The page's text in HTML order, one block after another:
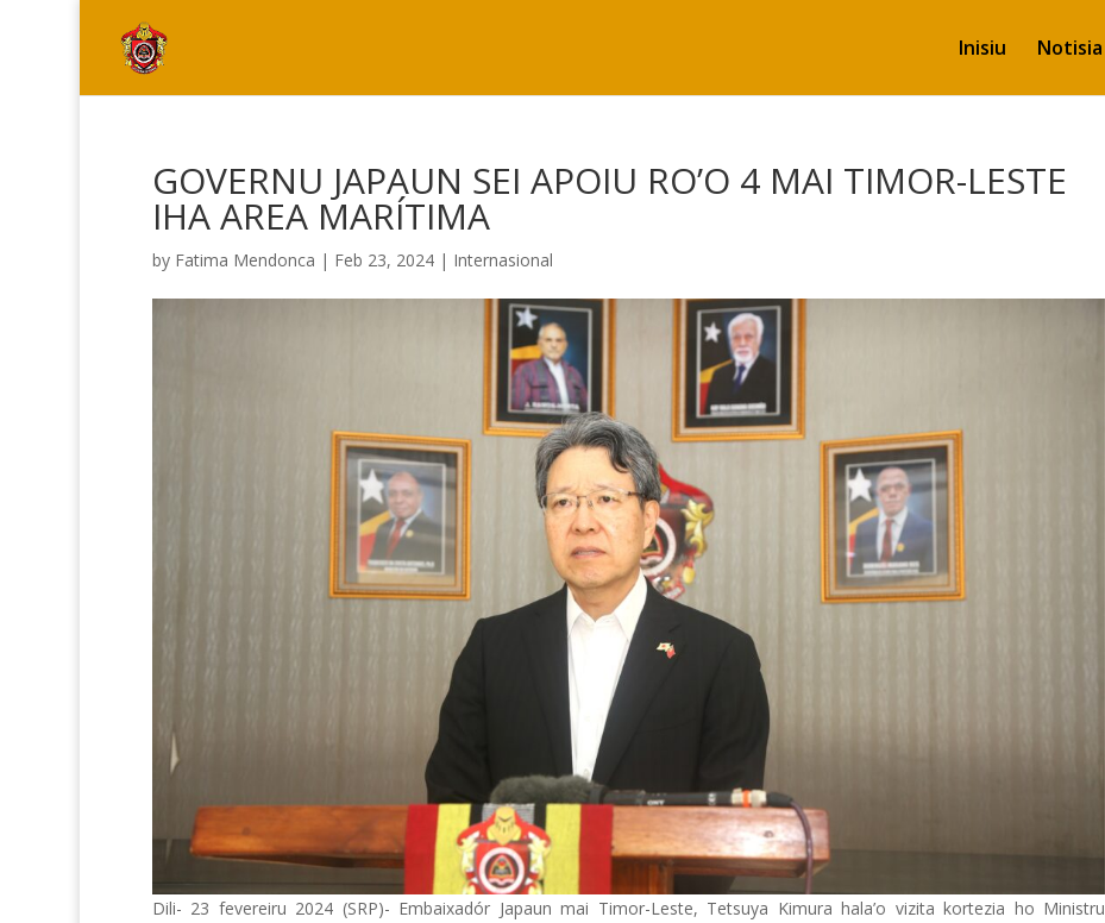
Inisiu Notisia
GOVERNU JAPAUN SEI APOIU RO’O 4 MAI TIMOR-LESTE
IHA AREA MARÍTIMA
by Fatima Mendonca | Feb 23, 2024| Internasional
Dili- 23 fevereiru 2024 (SRP)- Embaixadór Japaun mai Timor-Leste, Tetsuya Kimura hala’o vizita kortezia ho Ministru